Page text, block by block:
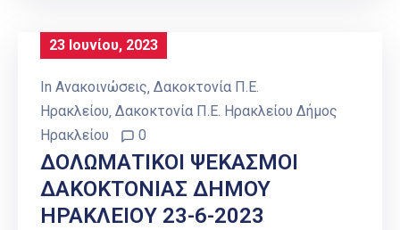
23 Ιουνίου, 2023
In Ανακοινώσεις‚ Δακοκτονία Π.Ε.
Ηρακλείου‚ Δακοκτονία Π.Ε. Ηρακλείου Δήμος
Ηρακλείου
0
ΔΟΛΩΜΑΤΙΚΟΙ ΨΕΚΑΣΜΟΙ
ΔΑΚΟΚΤΟΝΙΑΣ ΔΗΜΟΥ
ΗΡΑΚΛΕΙΟY 23-6-2023